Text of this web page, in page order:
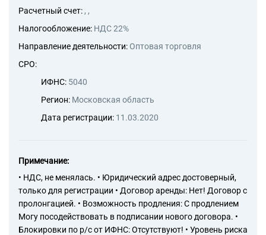
Расчетный счет: , ,
Налогообложение: НДС 22%
Направление деятельности: Оптовая торговля
СРО:
ИФНС: 5040
Регион: Московская область
Дата регистрации: 11.03.2020
Примечание:
• НДС, не менялась. • Юридический адрес достоверный,
только для регистрации • Договор аренды: Нет! Договор с
пролонгацией. • Возможность продления: С продлением
Могу посодействовать в подписании нового договора. •
Блокировки по р/с от ИФНС: Отсутствуют! • Уровень риска